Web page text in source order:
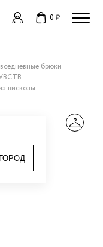
0 ₽
брюки
вискозы